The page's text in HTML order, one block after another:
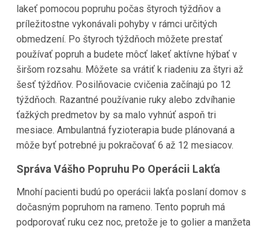
lakeť pomocou popruhu počas štyroch týždňov a
príležitostne vykonávali pohyby v rámci určitých
obmedzení. Po štyroch týždňoch môžete prestať
používať popruh a budete môcť lakeť aktívne hýbať v
širšom rozsahu. Môžete sa vrátiť k riadeniu za štyri až
šesť týždňov. Posilňovacie cvičenia začínajú po 12
týždňoch. Razantné používanie ruky alebo zdvíhanie
ťažkých predmetov by sa malo vyhnúť aspoň tri
mesiace. Ambulantná fyzioterapia bude plánovaná a
môže byť potrebné ju pokračovať 6 až 12 mesiacov.
Správa Vášho Popruhu Po Operácii Lakťa
Mnohí pacienti budú po operácii lakťa poslaní domov s
dočasným popruhom na rameno. Tento popruh má
podporovať ruku cez noc, pretože je to golier a manžeta